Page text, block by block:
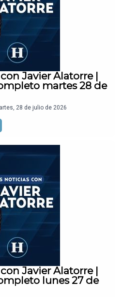
Javier Alatorre |
martes 28 de
28 de julio de 2026
Javier Alatorre |
lunes 27 de